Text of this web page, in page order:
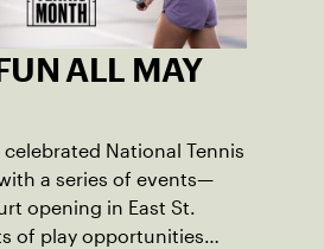
ALL MAY
celebrated National Tennis
a series of events—
opening in East St.
of play opportunities